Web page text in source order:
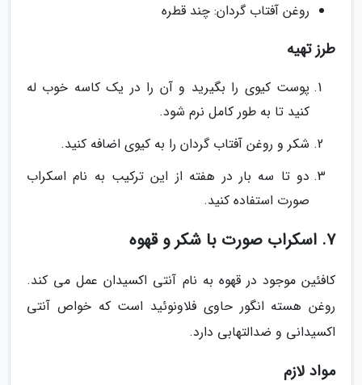
روغن آفتاب گردان: چند قطره
طرز تهیه
پوست کیوی را بگیرید و آن را در یک کاسه خوب له
کنید تا به طور کامل نرم شود.
شکر و روغن آفتاب گردان را به کیوی اضافه کنید.
دو تا سه بار در هفته از این ترکیب به نام اسکراب
صورت استفاده کنید.
7. اسکراب صورت با شکر و قهوه
کافئین موجود در قهوه به نام آنتی اکسیدان عمل می کند.
روغن هسته انگور حاوی فلاونوئید است که خواص آنتی
اکسیدانی و ضدالتهابی دارد.
مواد لازم